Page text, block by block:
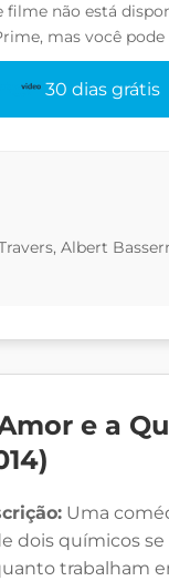
filme não está
mas você pode
30 dias grátis
Albert
e a
Uma
dois químicos
trabalham